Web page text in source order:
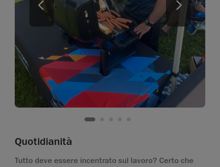
Quotidianità
Tutto deve essere incentrato sul lavoro? Certo che